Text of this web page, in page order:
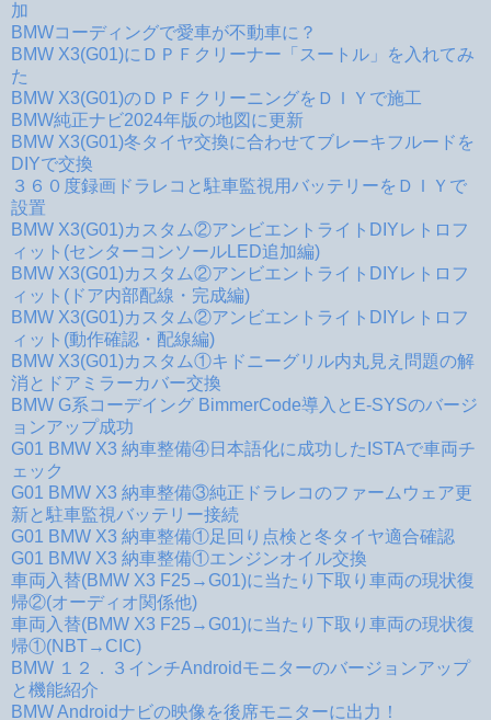
加
BMWコーディングで愛車が不動車に？
BMW X3(G01)にＤＰＦクリーナー「スートル」を入れてみ
た
BMW X3(G01)のＤＰＦクリーニングをＤＩＹで施工
BMW純正ナビ2024年版の地図に更新
BMW X3(G01)冬タイヤ交換に合わせてブレーキフルードを
DIYで交換
３６０度録画ドラレコと駐車監視用バッテリーをＤＩＹで
設置
BMW X3(G01)カスタム②アンビエントライトDIYレトロフ
ィット(センターコンソールLED追加編)
BMW X3(G01)カスタム②アンビエントライトDIYレトロフ
ィット(ドア内部配線・完成編)
BMW X3(G01)カスタム②アンビエントライトDIYレトロフ
ィット(動作確認・配線編)
BMW X3(G01)カスタム①キドニーグリル内丸見え問題の解
消とドアミラーカバー交換
BMW G系コーデイング BimmerCode導入とE-SYSのバージ
ョンアップ成功
G01 BMW X3 納車整備④日本語化に成功したISTAで車両チ
ェック
G01 BMW X3 納車整備③純正ドラレコのファームウェア更
新と駐車監視バッテリー接続
G01 BMW X3 納車整備①足回り点検と冬タイヤ適合確認
G01 BMW X3 納車整備①エンジンオイル交換
車両入替(BMW X3 F25→G01)に当たり下取り車両の現状復
帰②(オーディオ関係他)
車両入替(BMW X3 F25→G01)に当たり下取り車両の現状復
帰①(NBT→CIC)
BMW １２．３インチAndroidモニターのバージョンアップ
と機能紹介
BMW Androidナビの映像を後席モニターに出力！